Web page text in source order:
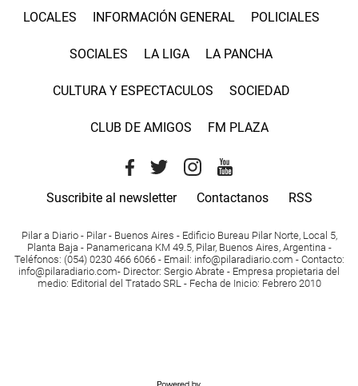
LOCALES INFORMACIÓN GENERAL POLICIALES
SOCIALES LA LIGA LA PANCHA
CULTURA Y ESPECTACULOS SOCIEDAD
CLUB DE AMIGOS FM PLAZA
Suscribite al newsletter Contactanos RSS
Pilar a Diario - Pilar - Buenos Aires - Edificio Bureau Pilar Norte, Local 5,
Planta Baja - Panamericana KM 49.5, Pilar, Buenos Aires, Argentina -
Teléfonos: (054) 0230 466 6066 - Email : info@pilaradiario.com - Contacto:
info@pilaradiario.com- Director: Sergio Abrate - Empresa propietaria del
medio: Editorial del Tratado SRL - Fecha de Inicio: Febrero 2010